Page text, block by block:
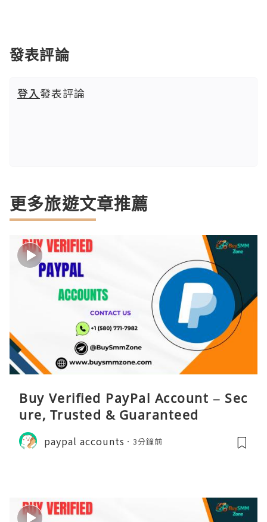
發表評論
登入發表評論
更多旅遊文章推薦
Buy Verified PayPal Account – Sec
ure, Trusted & Guaranteed
paypal accounts 3分鐘前